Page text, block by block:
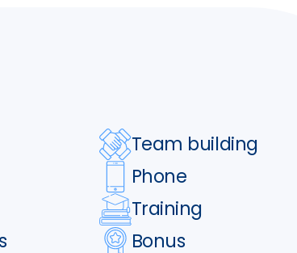
Team building
Phone
Training
Bonus